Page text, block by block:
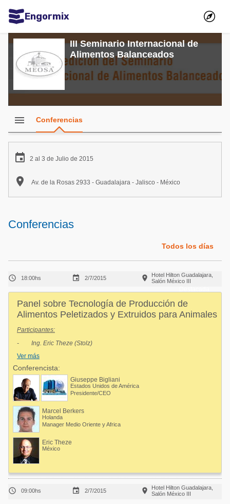
Engormix
Comunidades en español
Agricultura
Balanceados - Piensos
Avicultura
Lechería
Micotoxinas
Mascotas
Avicultura
Porcicultura
Lechería
Balanceados - Piensos
Micotoxinas
Avicultura
Porcicultura
Ganadería
III Seminario Internacional de
Alimentos Balanceados
menu Conferencias
 2 al 3 de Julio de 2015
 Av. de la Rosas 2933 - Guadalajara - Jalisco - México
Conferencias
Todos los días
 18:00hs  2/7/2015 
Hotel Hilton Guadalajara,
Salón México III
Panel sobre Tecnología de Producción de
Alimentos Peletizados y Extruidos para Animales
Participantes:
- Ing. Eric Theze (Stolz)
- Ing. Marcel Berkers (Van Aarsen)
- Ing. Spencer Lawson (Wenger)
- Ing. Alfonso Suástegui (Bachoco)
- Lic. Carlos Sainz (Grupo Belenes)
- C.P. Alfredo Aguirre (Nutrimentos Concentra)
Moderador:
- Ing. Giuseppe Bigliani (FTS)
Ver más
Conferencista:
Giuseppe Bigliani
Estados Unidos de América
Presidente/CEO
Marcel Berkers
Holanda
Manager Medio Oriente y Africa
Eric Theze
México
 09:00hs  2/7/2015 
Hotel Hilton Guadalajara,
Salón México III